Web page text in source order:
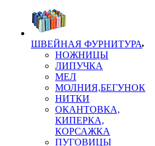
ШВЕЙНАЯ ФУРНИТУРА
НОЖНИЦЫ
ЛИПУЧКА
МЕЛ
МОЛНИЯ,БЕГУНОК
НИТКИ
ОКАНТОВКА,
КИПЕРКА,
КОРСАЖКА
ПУГОВИЦЫ